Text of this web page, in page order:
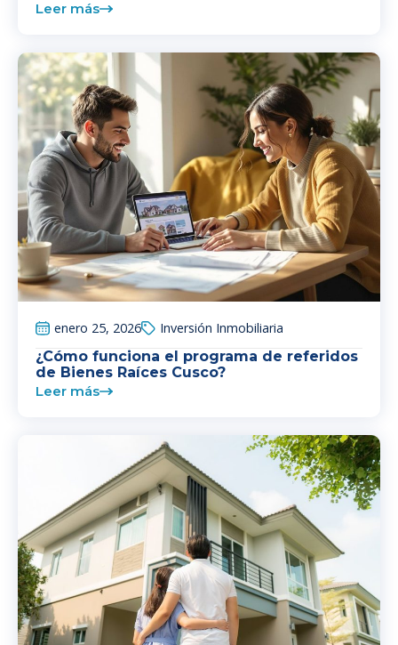
Leer más
enero 25, 2026
Inversión Inmobiliaria
¿Cómo funciona el programa de referidos
de Bienes Raíces Cusco?
Leer más